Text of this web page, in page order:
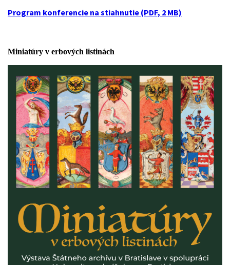
Program konferencie na stiahnutie (PDF, 2 MB)
Miniatúry v erbových listinách